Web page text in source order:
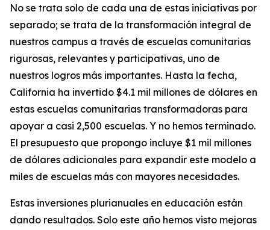
No se trata solo de cada una de estas iniciativas por
separado; se trata de la transformación integral de
nuestros campus a través de escuelas comunitarias
rigurosas, relevantes y participativas, uno de
nuestros logros más importantes. Hasta la fecha,
California ha invertido $4.1 mil millones de dólares en
estas escuelas comunitarias transformadoras para
apoyar a casi 2,500 escuelas. Y no hemos terminado.
El presupuesto que propongo incluye $1 mil millones
de dólares adicionales para expandir este modelo a
miles de escuelas más con mayores necesidades.
Estas inversiones plurianuales en educación están
dando resultados. Solo este año hemos visto mejoras